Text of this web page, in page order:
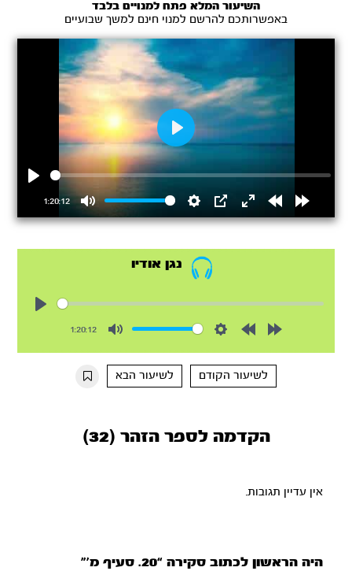
השיעור המלא פתח למנויים בלבד
באפשרותכם להרשם למנוי חינם למשך שבועיים
1:20:12
Mute Settings
PIP
EnterRewindForward
Play
נגן אודיו
1:20:12
10s
10s
לשיעור הקודם
לשיעור הבא
הקדמה לספר הזהר (32)
אין עדיין תגובות.
היה הראשון לכתוב סקירה “20. סעיף מ’”